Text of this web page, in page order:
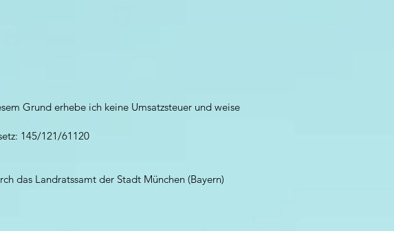
Grund erhebe ich keine Umsatzsteuer und weise
145/121/61120
das Landratssamt der Stadt München (Bayern)